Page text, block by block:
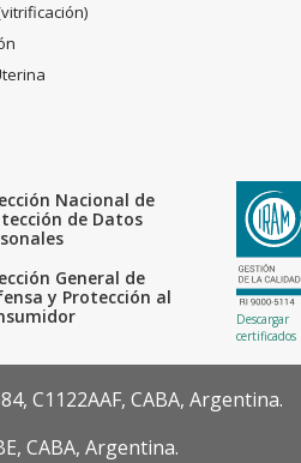
Nacional de
de Datos
General de
y Protección al
Descargar
certificados
C1122AAF, CABA, Argentina.
CABA, Argentina.